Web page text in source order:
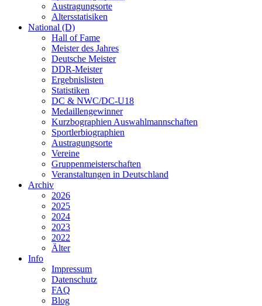
Austragungsorte
Altersstatisiken
National (D)
Hall of Fame
Meister des Jahres
Deutsche Meister
DDR-Meister
Ergebnislisten
Statistiken
DC & NWC/DC-U18
Medaillengewinner
Kurzbographien Auswahlmannschaften
Sportlerbiographien
Austragungsorte
Vereine
Gruppenmeisterschaften
Veranstaltungen in Deutschland
Archiv
2026
2025
2024
2023
2022
Älter
Info
Impressum
Datenschutz
FAQ
Blog